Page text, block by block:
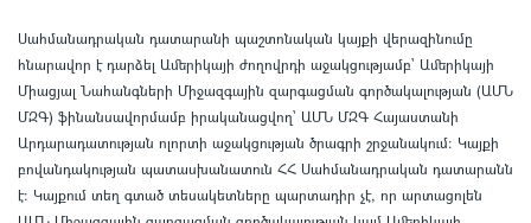
Սահմանադրական դատարանի պաշտոնական կայքի վերազինումը
հնարավոր է դարձել Ամերիկայի ժողովրդի աջակցությամբ՝ Ամերիկայի
Միացյալ Նահանգների Միջազգային զարգացման գործակալության (ԱՄՆ
ՄԶԳ) ֆինանսավորմամբ իրականացվող՝ ԱՄՆ ՄԶԳ Հայաստանի
Արդարադատության ոլորտի աջակցության ծրագրի շրջանակում: Կայքի
բովանդակության պատասխանատուն ՀՀ Սահմանադրական դատարանն
է: Կայքում տեղ գտած տեսակետները պարտադիր չէ, որ արտացոլեն